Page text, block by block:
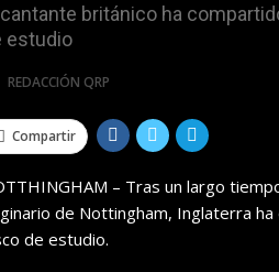
cantante británico ha
estudio
REDACCIÓN QRP
Compartir
– Tras un largo
de Nottingham, Inglaterra
de estudio.